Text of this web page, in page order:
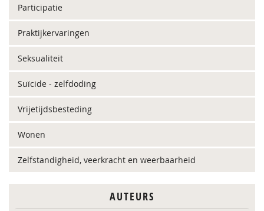
Participatie
Praktijkervaringen
Seksualiteit
Suïcide - zelfdoding
Vrijetijdsbesteding
Wonen
Zelfstandigheid, veerkracht en weerbaarheid
AUTEURS